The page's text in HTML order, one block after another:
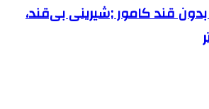
قند کامور ;شیرینی بی‌قند،